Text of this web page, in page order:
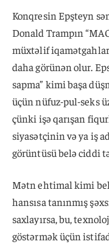
Konqresin Epşteyn
Donald Trampın
müxtəlif
daha görünən olur.
sapma” kimi başa
üçün nüfuz-pul-seks
çünki işə qarışan
siyasətçinin və ya iş
görüntüsü belə ciddi
Mətn ehtimal kimi
hansısa tanınmış
saxlayırsa, bu,
göstərmək üçün